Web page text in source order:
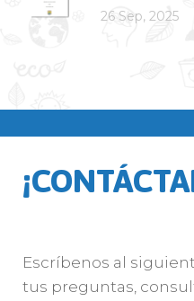
26 Sep, 2025
Escríbenos al
tus preguntas,